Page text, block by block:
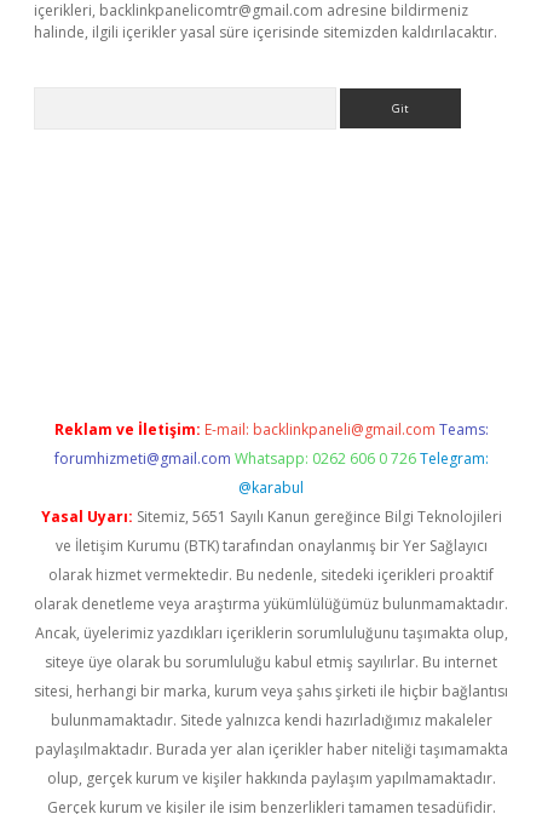
içerikleri, backlinkpanelicomtr@gmail.com adresine bildirmeniz
halinde, ilgili içerikler yasal süre içerisinde sitemizden kaldırılacaktır.
Reklam ve İletişim: E-mail: backlinkpaneli@gmail.com Teams:
forumhizmeti@gmail.com Whatsapp: 0262 606 0 726 Telegram:
@karabul
Yasal Uyarı: Sitemiz, 5651 Sayılı Kanun gereğince Bilgi Teknolojileri
ve İletişim Kurumu (BTK) tarafından onaylanmış bir Yer Sağlayıcı
olarak hizmet vermektedir. Bu nedenle, sitedeki içerikleri proaktif
olarak denetleme veya araştırma yükümlülüğümüz bulunmamaktadır.
Ancak, üyelerimiz yazdıkları içeriklerin sorumluluğunu taşımakta olup,
siteye üye olarak bu sorumluluğu kabul etmiş sayılırlar. Bu internet
sitesi, herhangi bir marka, kurum veya şahıs şirketi ile hiçbir bağlantısı
bulunmamaktadır. Sitede yalnızca kendi hazırladığımız makaleler
paylaşılmaktadır. Burada yer alan içerikler haber niteliği taşımamakta
olup, gerçek kurum ve kişiler hakkında paylaşım yapılmamaktadır.
Gerçek kurum ve kişiler ile isim benzerlikleri tamamen tesadüfidir.